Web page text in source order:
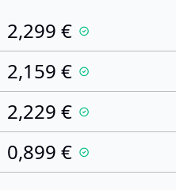
2,299 €
2,159 €
2,229 €
0,899 €